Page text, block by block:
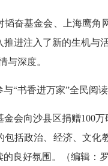
基金会、上海鹰角网
推进注入了新的生机与
与深度。
书香进万家”全民阅读
向沙县区捐赠100万
包括政治、经济、文
良好氛围。（编辑：